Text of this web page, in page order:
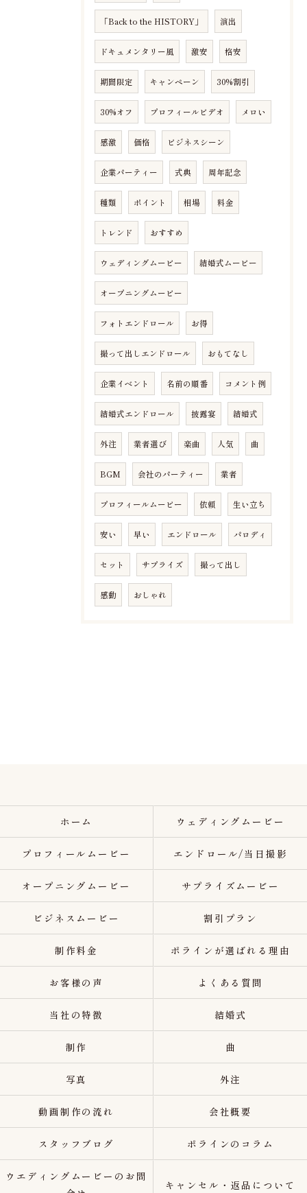
「Back to the HISTORY」 演出
ドキュメンタリー風 激安 格安
期間限定 キャンペーン 30%割引
30%オフ プロフィールビデオ メロい
感激 価格 ビジネスシーン
企業パーティー 式典 周年記念
種類 ポイント 相場 料金
トレンド おすすめ
ウェディングムービー 結婚式ムービー
オープニングムービー
フォトエンドロール お得
撮って出しエンドロール おもてなし
企業イベント 名前の順番 コメント例
結婚式エンドロール 披露宴 結婚式
外注 業者選び 楽曲 人気 曲
BGM 会社のパーティー 業者
プロフィールムービー 依頼 生い立ち
安い 早い エンドロール パロディ
セット サプライズ 撮って出し
感動 おしゃれ
ホーム ウェディングムービー
プロフィールムービー エンドロール/当日撮影
オープニングムービー サプライズムービー
ビジネスムービー 割引プラン
制作料金 ポラインが選ばれる理由
お客様の声 よくある質問
当社の特徴 結婚式
制作 曲
写真 外注
動画制作の流れ 会社概要
スタッフブログ ポラインのコラム
ウエディングムービーのお問
キャンセル・返品について